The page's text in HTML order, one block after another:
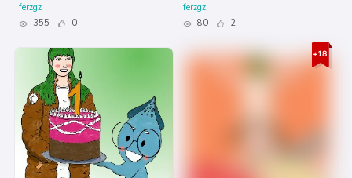
ferzgz
355
0
ferzgz
80
2